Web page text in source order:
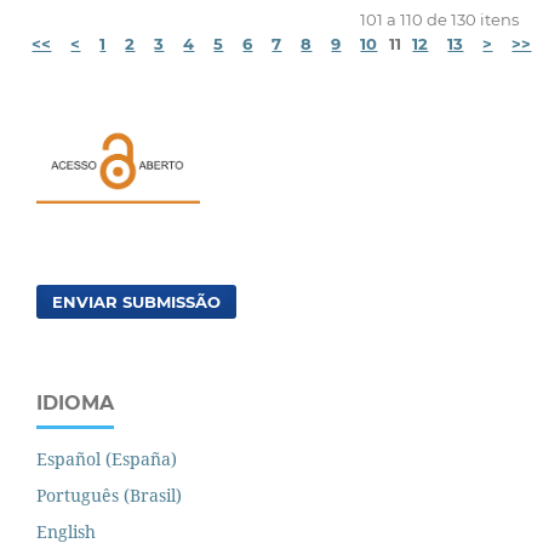
101 a 110 de 130 itens
<<
< 1 2 3 4 5 6 7 8 9 10 11 12 13 > >>
ENVIAR SUBMISSÃO
IDIOMA
Español (España)
Português (Brasil)
English